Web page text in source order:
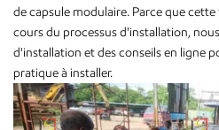
de capsule modulaire. Parce que
cours du processus d'installation,
d'installation et des conseils en ligne
pratique à installer.